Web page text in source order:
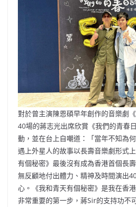
對於曾主演陳恩碩早年創作的音樂劇
40場的蔣志光出席欣賞《我們的青春
動，並在台上自嘲道：「當年不知為
遇上外星人的故事以長壽音樂劇形式
有個秘密》最後沒有成為香港首個長
無反顧地付出體力、精神及時間演出
心。《我和青天有個秘密》是我在香
非常重要的第一步，蔣Sir的支持功不